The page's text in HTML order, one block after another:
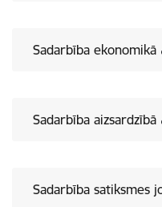
Sadarbība ekonomikā
Sadarbība aizsardzībā
Sadarbība satiksmes